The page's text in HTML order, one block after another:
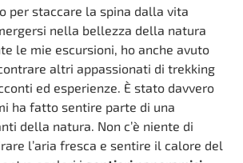
per staccare la spina dalla vita
nella bellezza della natura
le mie escursioni, ho anche avuto
altri appassionati di trekking
ed esperienze. È stato davvero
ha fatto sentire parte di una
della natura. Non c’è niente di
l’aria fresca e sentire il calore del